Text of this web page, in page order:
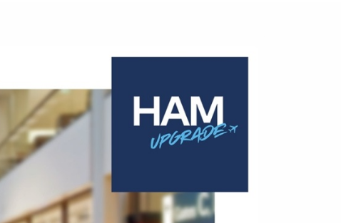
Essen & Trinken
Hamburg Airport
Geschenkgutschein
Bargeld, Devisen &
Steuerrückerstattung
Gewinnspiele
HAM Airport Magazin
Konferenzräume &